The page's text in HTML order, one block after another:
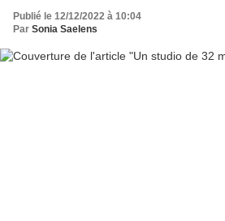
Publié le 12/12/2022 à 10:04
Par Sonia Saelens